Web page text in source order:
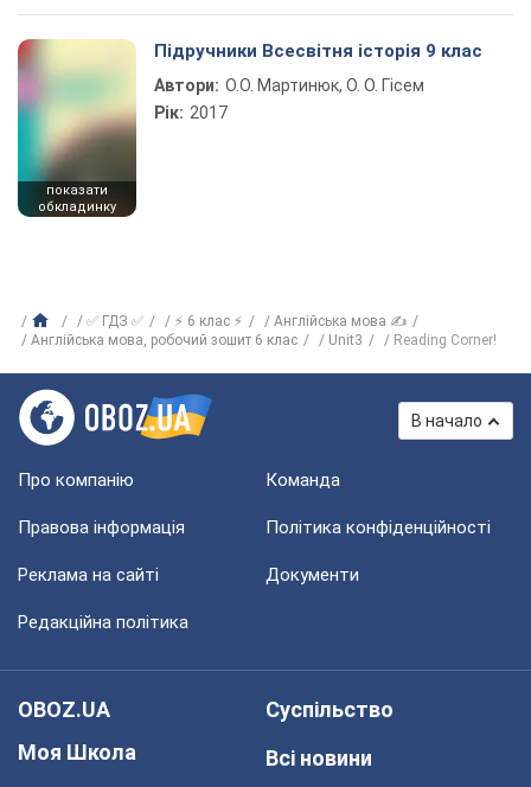
показати
обкладинку
Підручники Всесвітня історія 9 клас
Автори: О.О. Мартинюк, О. О. Гісем
Рік: 2017
✅ ГДЗ ✅ ⚡ 6 клас ⚡
Англійська мова ✍
Англiйська мова, робочий зошит 6 клас
Unit3 Reading Corner!
В начало
Про компанію Команда
Правова інформація Політика конфіденційності
Реклама на сайті Документи
Редакційна політика
OBOZ.UA
Моя Школа
Суспільство
Всі новини